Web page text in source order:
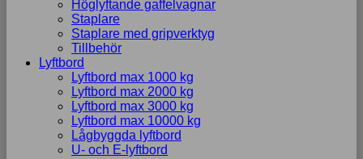
Höglyftande gaffelvagnar
Staplare
Staplare med gripverktyg
Tillbehör
Lyftbord
Lyftbord max 1000 kg
Lyftbord max 2000 kg
Lyftbord max 3000 kg
Lyftbord max 10000 kg
Lågbyggda lyftbord
U- och E-lyftbord